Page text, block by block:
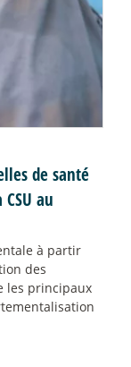
de santé
au
à partir
des
les principaux